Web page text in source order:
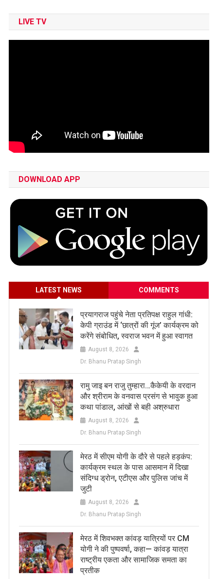
LIVE TV
DOWNLOAD APP
LATEST NEWS COMMENTS
प्रयागराज पहुंचे नेता प्रतिपक्ष राहुल गांधी:
केपी ग्राउंड में ‘छात्रों की गूंज’ कार्यक्रम को
करेंगे संबोधित, स्वराज भवन में हुआ स्वागत
August 8, 2026
Dr. Bhanu Pratap Singh
रामु जाइ बन राजु तुम्हारा…कैकेयी के वरदान
और श्रीराम के वनवास प्रसंग से भावुक हुआ
कथा पांडाल, आंखों से बही अश्रुधारा
August 8, 2026
Dr. Bhanu Pratap Singh
मेरठ में सीएम योगी के दौरे से पहले हड़कंप:
कार्यक्रम स्थल के पास आसमान में दिखा
संदिग्ध ड्रोन, एटीएस और पुलिस जांच में
जुटी
August 8, 2026
Dr. Bhanu Pratap Singh
मेरठ में शिवभक्त कांवड़ यात्रियों पर CM
योगी ने की पुष्पवर्षा, कहा— कांवड़ यात्रा
राष्ट्रीय एकता और सामाजिक समता का
प्रतीक